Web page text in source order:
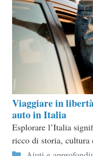
Viaggiare in
auto in Italia
Esplorare l’Italia
ricco di storia, cultura
Categorie